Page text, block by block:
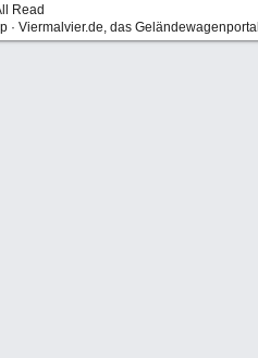
Read
· Viermalvier.de, das